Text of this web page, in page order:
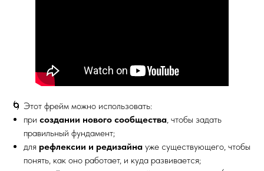
🌀 Этот фрейм можно использовать:
при создании нового сообщества, чтобы задать
правильный фундамент;
для рефлексии и редизайна уже существующего, чтобы
понять, как оно работает, и куда развивается;